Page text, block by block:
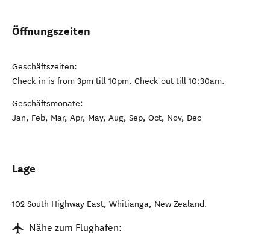
Öffnungszeiten
Geschäftszeiten:
Check-in is from 3pm till 10pm. Check-out till 10:30am.
Geschäftsmonate:
Jan, Feb, Mar, Apr, May, Aug, Sep, Oct, Nov, Dec
Lage
102 South Highway East, Whitianga, New Zealand.
Nähe zum Flughafen: